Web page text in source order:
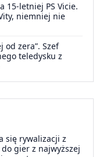
15-letniej PS Vicie.
niemniej nie
od zera”. Szef
teledysku z
się rywalizacji z
gier z najwyższej